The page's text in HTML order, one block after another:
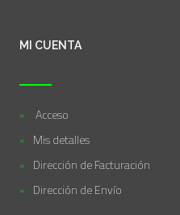
MI CUENTA
Acceso
Mis detalles
Dirección de Facturación
Dirección de Envío